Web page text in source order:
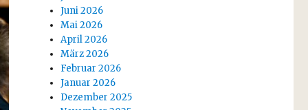
Juni 2026
Mai 2026
April 2026
März 2026
Februar 2026
Januar 2026
Dezember 2025